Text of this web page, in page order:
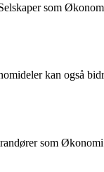
som
kan også
som